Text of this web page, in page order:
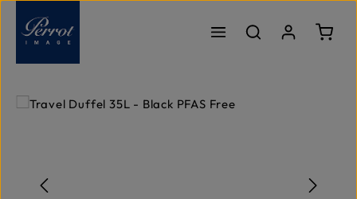
Passer au contenu principal
Le
Ignorer la galerie d'images